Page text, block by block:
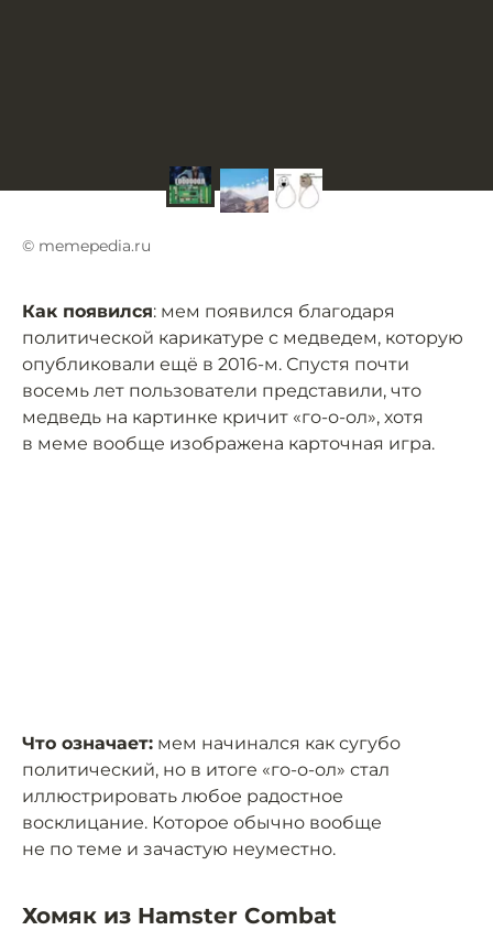
© memepedia.ru
Как появился: мем появился благодаря
политической карикатуре с медведем, которую
опубликовали ещё в 2016-м. Спустя почти
восемь лет пользователи представили, что
медведь на картинке кричит «го-о-ол», хотя
в меме вообще изображена карточная игра.
Что означает: мем начинался как сугубо
политический, но в итоге «го-о-ол» стал
иллюстрировать любое радостное
восклицание. Которое обычно вообще
не по теме и зачастую неуместно.
Хомяк из Hamster Combat